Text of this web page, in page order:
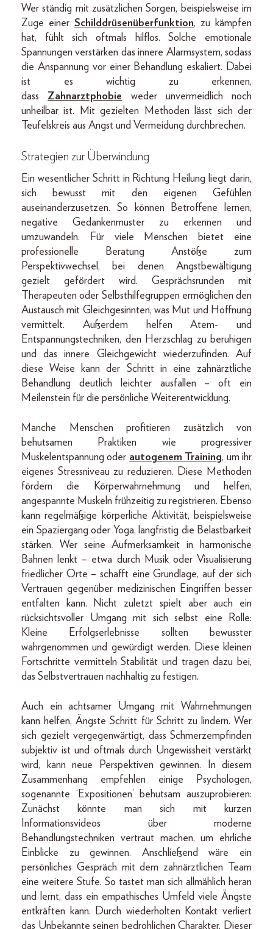
Wer ständig mit zusätzlichen Sorgen, beispielsweise im
Zuge einer Schilddrüsenüberfunktion, zu kämpfen
hat, fühlt sich oftmals hilflos. Solche emotionale
Spannungen verstärken das innere Alarmsystem, sodass
die Anspannung vor einer Behandlung eskaliert. Dabei
ist es wichtig zu erkennen,
dassZahnarztphobie weder unvermeidlich noch
unheilbar ist. Mit gezielten Methoden lässt sich der
Teufelskreis aus Angst und Vermeidung durchbrechen.
Strategien zur Überwindung
Ein wesentlicher Schritt in Richtung Heilung liegt darin,
sich bewusst mit den eigenen Gefühlen
auseinanderzusetzen. So können Betroffene lernen,
negative Gedankenmuster zu erkennen und
umzuwandeln. Für viele Menschen bietet eine
professionelle Beratung Anstöße zum
Perspektivwechsel, bei denen Angstbewältigung
gezielt gefördert wird. Gesprächsrunden mit
Therapeuten oder Selbsthilfegruppen ermöglichen den
Austausch mit Gleichgesinnten, was Mut und Hoffnung
vermittelt. Außerdem helfen Atem- und
Entspannungstechniken, den Herzschlag zu beruhigen
und das innere Gleichgewicht wiederzufinden. Auf
diese Weise kann der Schritt in eine zahnärztliche
Behandlung deutlich leichter ausfallen – oft ein
Meilenstein für die persönliche Weiterentwicklung.
Manche Menschen profitieren zusätzlich von
behutsamen Praktiken wie progressiver
Muskelentspannung oder autogenem Training, um ihr
eigenes Stressniveau zu reduzieren. Diese Methoden
fördern die Körperwahrnehmung und helfen,
angespannte Muskeln frühzeitig zu registrieren. Ebenso
kann regelmäßige körperliche Aktivität, beispielsweise
ein Spaziergang oder Yoga, langfristig die Belastbarkeit
stärken. Wer seine Aufmerksamkeit in harmonische
Bahnen lenkt – etwa durch Musik oder Visualisierung
friedlicher Orte – schafft eine Grundlage, auf der sich
Vertrauen gegenüber medizinischen Eingriffen besser
entfalten kann. Nicht zuletzt spielt aber auch ein
rücksichtsvoller Umgang mit sich selbst eine Rolle:
Kleine Erfolgserlebnisse sollten bewusster
wahrgenommen und gewürdigt werden. Diese kleinen
Fortschritte vermitteln Stabilität und tragen dazu bei,
das Selbstvertrauen nachhaltig zu festigen.
Auch ein achtsamer Umgang mit Wahrnehmungen
kann helfen, Ängste Schritt für Schritt zu lindern. Wer
sich gezielt vergegenwärtigt, dass Schmerzempfinden
subjektiv ist und oftmals durch Ungewissheit verstärkt
wird, kann neue Perspektiven gewinnen. In diesem
Zusammenhang empfehlen einige Psychologen,
sogenannte ‘Expositionen’ behutsam auszuprobieren:
Zunächst könnte man sich mit kurzen
Informationsvideos über moderne
Behandlungstechniken vertraut machen, um ehrliche
Einblicke zu gewinnen. Anschließend wäre ein
persönliches Gespräch mit dem zahnärztlichen Team
eine weitere Stufe. So tastet man sich allmählich heran
und lernt, dass ein empathisches Umfeld viele Ängste
entkräften kann. Durch wiederholten Kontakt verliert
das Unbekannte seinen bedrohlichen Charakter. Dieser